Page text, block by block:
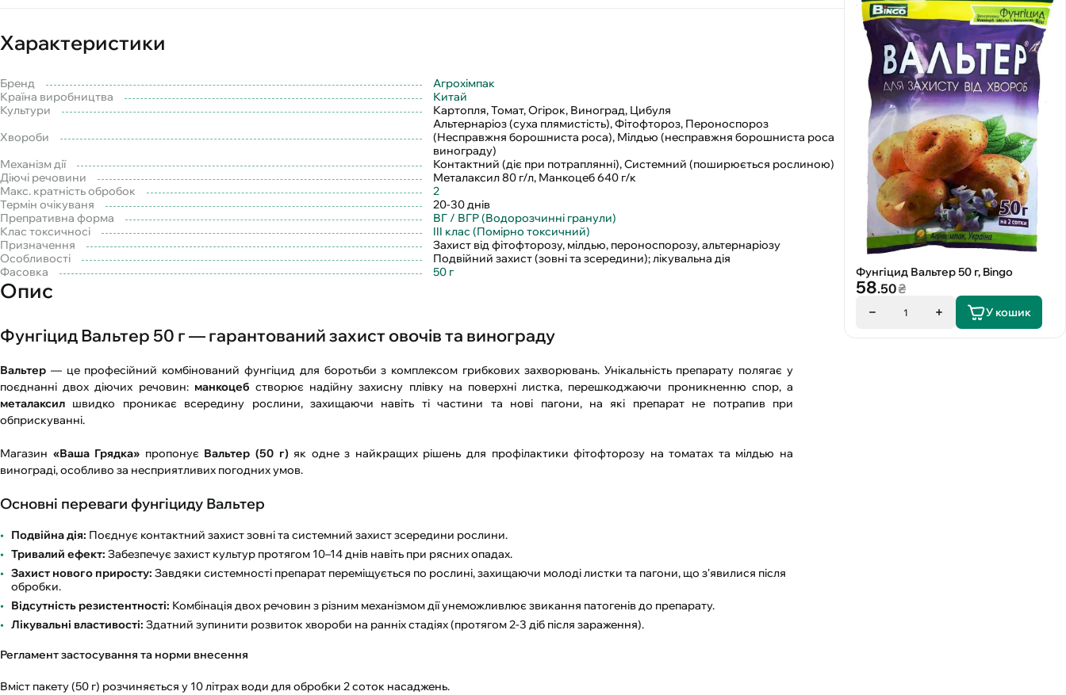
Характеристики
Бренд
Агрохімпак
Країна виробництва
Китай
Культури
Картопля, Томат, Огірок, Виноград, Цибуля
Хвороби
Альтернаріоз (суха плямистість), Фітофтороз, Пероноспороз
(Несправжня борошниста роса), Мілдью (несправжня борошниста роса
винограду)
Механізм дії
Контактний (діє при потраплянні), Системний (поширюється рослиною)
Діючі речовини
Металаксил 80 г/л, Манкоцеб 640 г/к
Макс. кратність обробок
2
Термін очікуваня
20-30 днів
Препративна форма
ВГ / ВГР (Водорозчинні гранули)
Клас токсичносі
III клас (Помірно токсичний)
Призначення
Захист від фітофторозу, мілдью, пероноспорозу, альтернаріозу
Особливості
Подвійний захист (зовні та зсередини); лікувальна дія
Фасовка
50 г
Опис
Фунгіцид Вальтер 50 г — гарантований захист овочів та винограду
Вальтер — це професійний комбінований фунгіцид для боротьби з комплексом грибкових захворювань. Унікальність препарату полягає у
поєднанні двох діючих речовин: манкоцеб створює надійну захисну плівку на поверхні листка, перешкоджаючи проникненню спор, а
металаксил швидко проникає всередину рослини, захищаючи навіть ті частини та нові пагони, на які препарат не потрапив при
обприскуванні.
Магазин «Ваша Грядка» пропонує Вальтер (50 г)як одне з найкращих рішень для профілактики фітофторозу на томатах та мілдью на
винограді, особливо за несприятливих погодних умов.
Основні переваги фунгіциду Вальтер
Подвійна дія: Поєднує контактний захист зовні та системний захист зсередини рослини.
Тривалий ефект: Забезпечує захист культур протягом 10–14 днів навіть при рясних опадах.
Захист нового приросту: Завдяки системності препарат переміщується по рослині, захищаючи молоді листки та пагони, що з'явилися після
обробки.
Відсутність резистентності: Комбінація двох речовин з різним механізмом дії унеможливлює звикання патогенів до препарату.
Лікувальні властивості: Здатний зупинити розвиток хвороби на ранніх стадіях (протягом 2-3 діб після зараження).
Регламент застосування та норми внесення
Вміст пакету (50 г) розчиняється у 10 літрах води для обробки 2 соток насаджень.
Фунгіцид Вальтер 50 г, Bingo
58.50₴
1 У кошик